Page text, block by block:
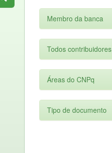
Membro da banca
Todos contribuidores
Áreas do CNPq
Tipo de documento